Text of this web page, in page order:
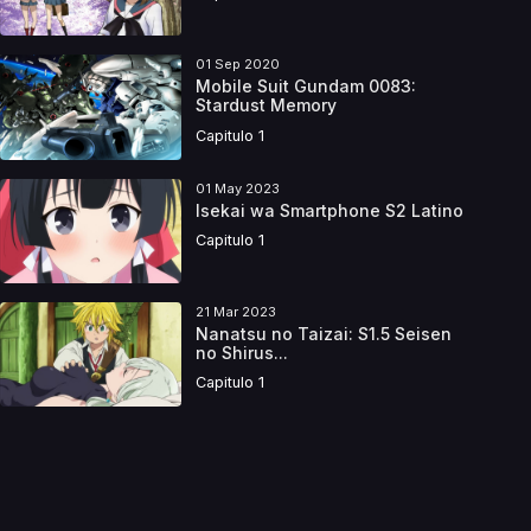
01 Sep 2020
Mobile Suit Gundam 0083:
Stardust Memory
Capitulo 1
01 May 2023
Isekai wa Smartphone S2 Latino
Capitulo 1
21 Mar 2023
Nanatsu no Taizai: S1.5 Seisen
no Shirus...
Capitulo 1